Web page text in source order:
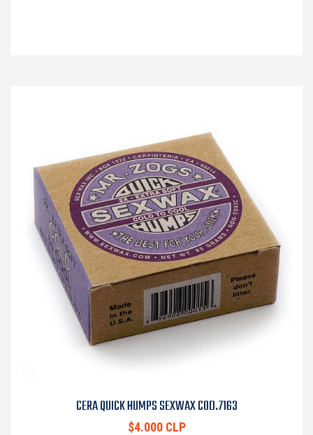
CERA QUICK HUMPS SEXWAX COD.7163
$4.000 CLP